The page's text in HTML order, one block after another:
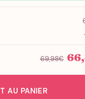
69,98€
AU PANIER